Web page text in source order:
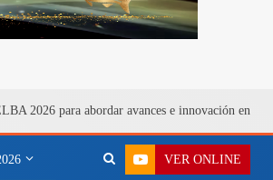
2026 para abordar avances e innovación en
VER ONLINE